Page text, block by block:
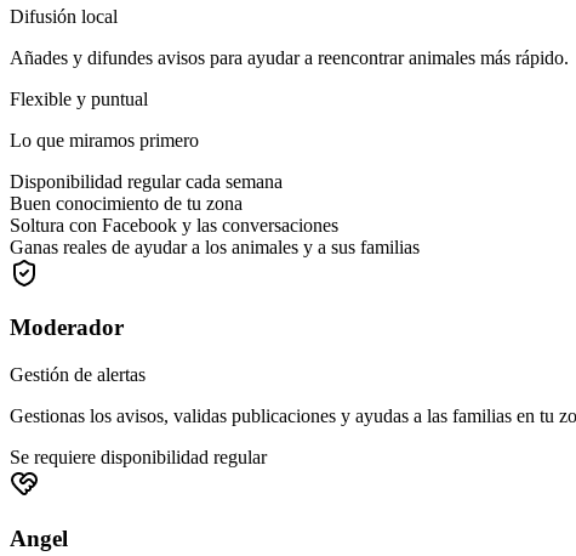
Difusión local
Añades y difundes avisos para ayudar a reencontrar animales más rápido.
Flexible y puntual
Lo que miramos primero
Disponibilidad regular cada semana
Buen conocimiento de tu zona
Soltura con Facebook y las conversaciones
Ganas reales de ayudar a los animales y a sus familias
Moderador
Gestión de alertas
Gestionas los avisos, validas publicaciones y ayudas a las familias en tu
Se requiere disponibilidad regular
Angel